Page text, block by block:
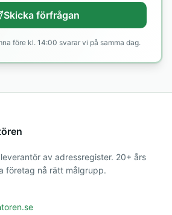
Skicka förfrågan
före kl. 14:00 svarar vi på samma dag.
av adressregister. 20+ års
företag nå rätt målgrupp.